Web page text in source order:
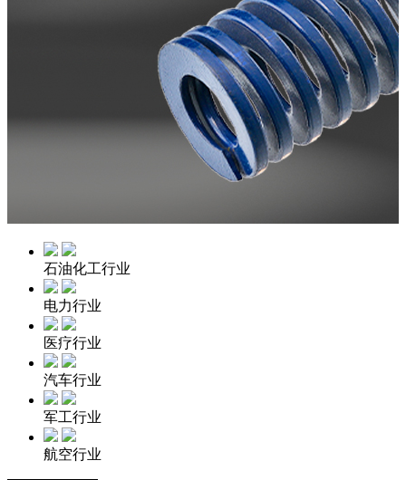
石油化工行业
电力行业
医疗行业
汽车行业
军工行业
航空行业